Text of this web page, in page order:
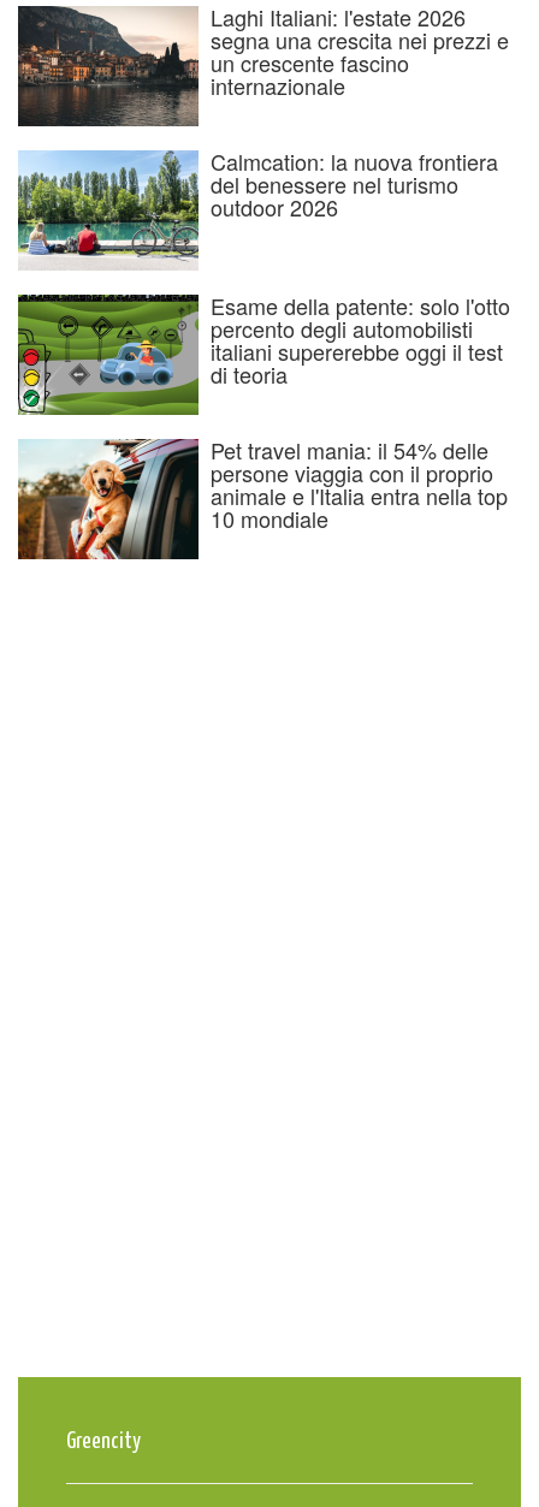
Laghi Italiani: l'estate 2026
segna una crescita nei prezzi e
un crescente fascino
internazionale
Calmcation: la nuova frontiera
del benessere nel turismo
outdoor 2026
Esame della patente: solo l'otto
percento degli automobilisti
italiani supererebbe oggi il test
di teoria
Pet travel mania: il 54% delle
persone viaggia con il proprio
animale e l'Italia entra nella top
10 mondiale
Greencity